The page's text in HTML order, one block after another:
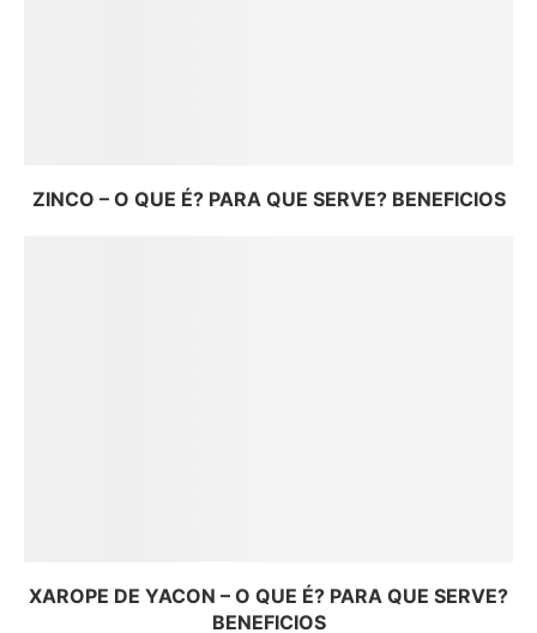
ZINCO – O QUE É? PARA QUE SERVE? BENEFICIOS
XAROPE DE YACON – O QUE É? PARA QUE SERVE?
BENEFICIOS